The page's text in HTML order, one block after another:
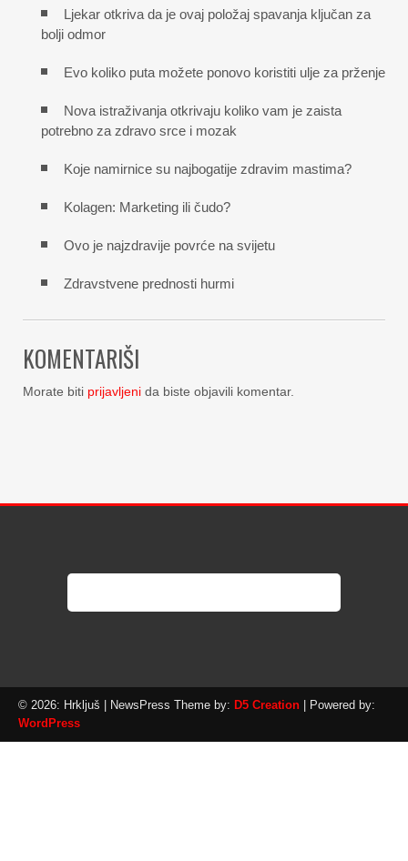
Ljekar otkriva da je ovaj položaj spavanja ključan za
bolji odmor
Evo koliko puta možete ponovo koristiti ulje za prženje
Nova istraživanja otkrivaju koliko vam je zaista
potrebno za zdravo srce i mozak
Koje namirnice su najbogatije zdravim mastima?
Kolagen: Marketing ili čudo?
Ovo je najzdravije povrće na svijetu
Zdravstvene prednosti hurmi
KOMENTARIŠI
Morate biti prijavljeni da biste objavili komentar.
© 2026: Hrkljuš | NewsPress Theme by: D5 Creation | Powered by:
WordPress